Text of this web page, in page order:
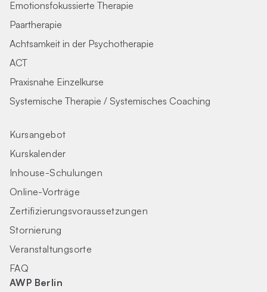
Emotionsfokussierte Therapie
Paartherapie
Achtsamkeit in der Psychotherapie
ACT
Praxisnahe Einzelkurse
Systemische Therapie / Systemisches Coaching
Kursangebot
Kurskalender
Inhouse-Schulungen
Online-Vorträge
Zertifizierungs­voraus­setzungen
Stornierung
Veranstaltungsorte
FAQ
AWP Berlin